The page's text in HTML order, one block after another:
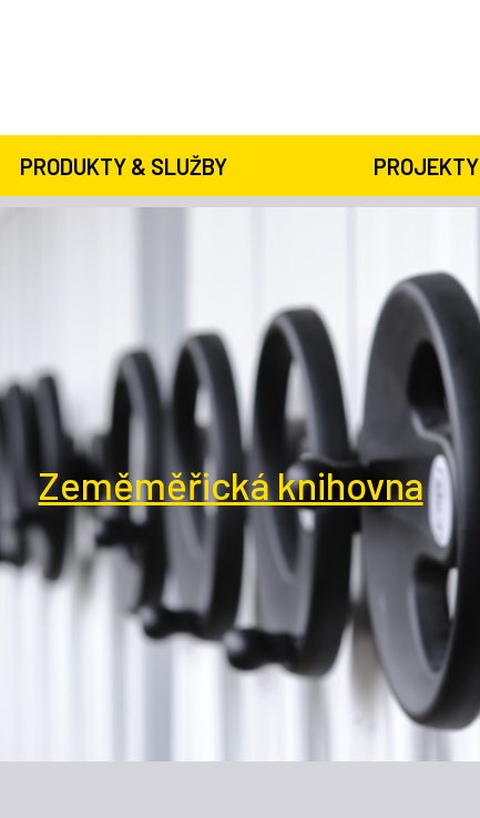
PRODUKTY & SLUŽBY PROJEKTY
Zeměměřická knihovna